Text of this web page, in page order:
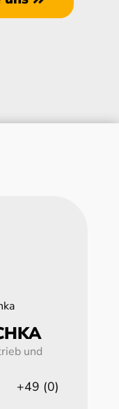
und
+49 (0)